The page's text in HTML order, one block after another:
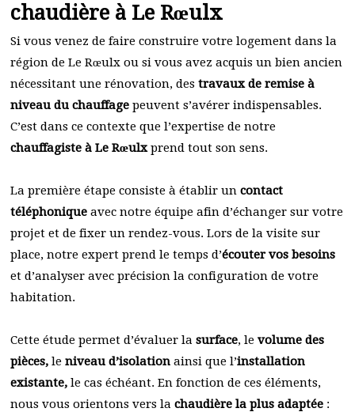
chaudière à Le Rœulx
Si vous venez de faire construire votre logement dans la
région de Le Rœulx ou si vous avez acquis un bien ancien
nécessitant une rénovation, des travaux de remise à
niveau du chauffage peuvent s’avérer indispensables.
C’est dans ce contexte que l’expertise de notre
chauffagiste à Le Rœulxprend tout son sens.
La première étape consiste à établir un contact
téléphonique avec notre équipe afin d’échanger sur votre
projet et de fixer un rendez-vous. Lors de la visite sur
place, notre expert prend le temps d’écouter vos besoins
et d’analyser avec précision la configuration de votre
habitation.
Cette étude permet d’évaluer la surface, le volume des
pièces, le niveau d’isolation ainsi que l’installation
existante, le cas échéant. En fonction de ces éléments,
nous vous orientons vers la chaudière la plus adaptée :